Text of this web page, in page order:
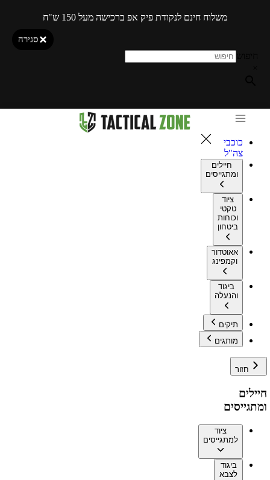
משלוח חינם לנקודת פיק אפ ברכישה מעל 150 ש"ח
סגירה
כוכבי
צה"ל
חיילים
ומתגייסים
ציוד
טקטי
וכוחות
ביטחון
אאוטדור
וקמפינג
ביגוד
והנעלה
תיקים
מותגים
חזור
חיילים
ומתגייסים
ציוד
למתגייסים
ביגוד
לצבא